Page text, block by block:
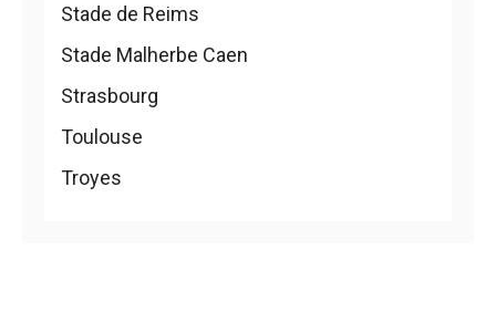
Stade de Reims
Stade Malherbe Caen
Strasbourg
Toulouse
Troyes